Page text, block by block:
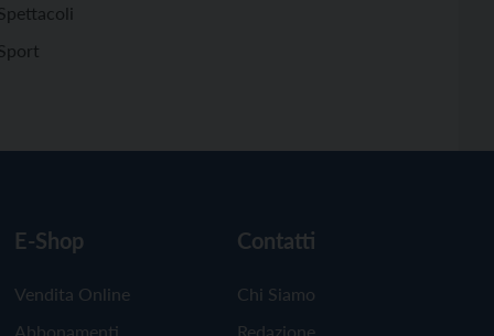
E-Shop
Vendita Online
Abbonamenti
Contatti
Chi Siamo
Redazione